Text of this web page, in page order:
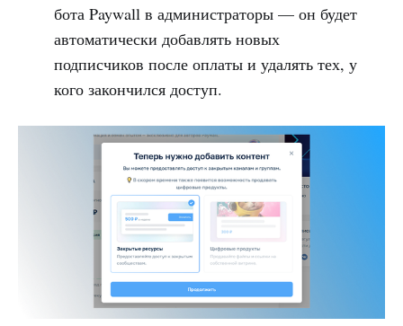
бота Paywall в администраторы — он будет
автоматически добавлять новых
подписчиков после оплаты и удалять тех, у
кого закончился доступ.